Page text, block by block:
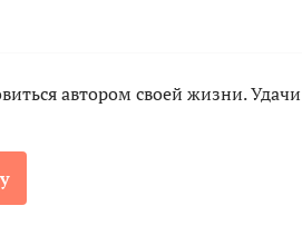
автором своей жизни. Удачи